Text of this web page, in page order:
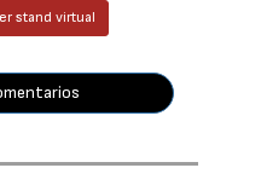
stand virtual